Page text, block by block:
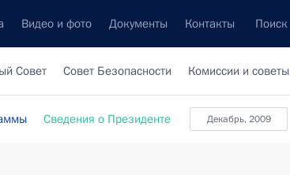
Видео и фото Документы Контакты Поиск
Совет Совет Безопасности Комиссии и советы
Декабрь, 2009
Сведения о Президенте